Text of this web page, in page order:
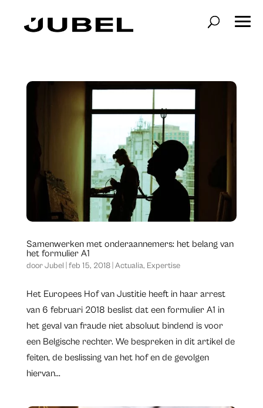
Samenwerken met onderaannemers: het belang van
het formulier A1
doorJubel feb 15, 2018| Actualia, Expertise
Het Europees Hof van Justitie heeft in haar arrest
van 6 februari 2018 beslist dat een formulier A1 in
het geval van fraude niet absoluut bindend is voor
een Belgische rechter. We bespreken in dit artikel de
feiten, de beslissing van het hof en de gevolgen
hiervan...